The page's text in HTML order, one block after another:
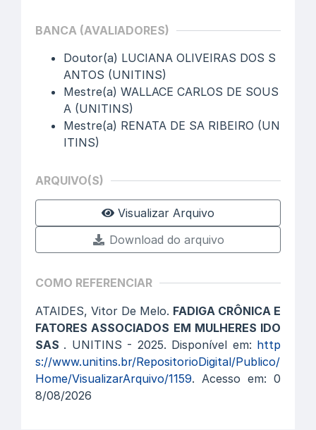
BANCA (AVALIADORES)
Doutor(a) LUCIANA OLIVEIRAS DOS S
ANTOS (UNITINS)
Mestre(a) WALLACE CARLOS DE SOUS
A (UNITINS)
Mestre(a) RENATA DE SA RIBEIRO (UN
ITINS)
ARQUIVO(S)
Visualizar Arquivo
Download do arquivo
COMO REFERENCIAR
ATAIDES, Vitor De Melo. FADIGA CRÔNICA E
FATORES ASSOCIADOS EM MULHERES IDO
SAS . UNITINS - 2025. Disponível em: http
s://www.unitins.br/RepositorioDigital/Publico/
Home/VisualizarArquivo/1159. Acesso em: 0
8/08/2026